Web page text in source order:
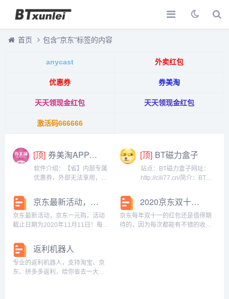
首页 包含"京东"标签的内容
anycast 外卖红包
优惠券 券美淘
天天领现金红包 天天领现金红包
激活码666666
[顶] 券美淘APP-淘宝，天猫，京东，拼多多领券优惠返利助手
软件介绍：【省】内部专属
优惠券，外部无法享用，折
仅折扣力度大，而且每日更
新近万件可选商品，满足你
的日常需要【多】商品覆盖
衣食住行各大消费品类，让
[顶] BT磁力盒子
站点：BT磁力盒子网址：
http://cili77.cn/简介：BT资
搜索，搜搜bt，番号搜索，
bt种子搜索，赶快上车。...
京东最新活动，京东一元购，活动截止日期为2020年11月11日！
京东最新活动，京东一元购，活动
截止日期为2020年11月11日！每天
基本每天可以撸8单，每单都是一块
钱！还不赶快来试试！请打开微信
扫一扫，或者保存到手机用微信扫
一扫识别最...
2020京东双十一红包活动入口,每天三次11到1111元
京东每年双十一的红包还是值得期
待的，因为每次都能有不错的收
返利机器人
专业的返利机器人，支持淘宝、京
东、拼多多返利，给你省去一大笔